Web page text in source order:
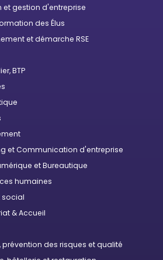
et gestion d'entreprise
des Élus
et démarche RSE
BTP
et Communication d'entreprise
et Bureautique
humaines
social
& Accueil
prévention des risques et qualité